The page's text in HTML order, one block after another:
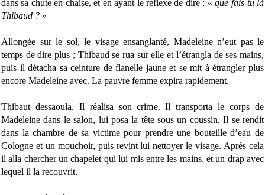
dans sa chute en chaise, et en ayant le réflexe de dire : «que fais-tu là
Thibaud ? »
Allongée sur le sol, le visage ensanglanté, Madeleine n’eut pas le
temps de dire plus ; Thibaud se rua sur elle et l’étrangla de ses mains,
puis il détacha sa ceinture de flanelle jaune et se mit à étrangler plus
encore Madeleine avec. La pauvre femme expira rapidement.
Thibaut dessaoula. Il réalisa son crime. Il transporta le corps de
Madeleine dans le salon, lui posa la tête sous un coussin. Il se rendit
dans la chambre de sa victime pour prendre une bouteille d’eau de
Cologne et un mouchoir, puis revint lui nettoyer le visage. Après cela
il alla chercher un chapelet qui lui mis entre les mains, et un drap avec
lequel il la recouvrit.